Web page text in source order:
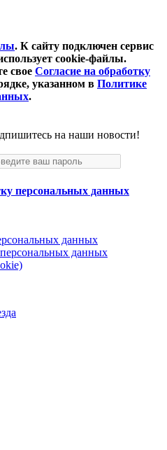
. К cайту подключен сервис
cookie-файлы.
свое Согласие на обработку
указанном в Политике
.
на наши новости!
персональных данных
данных
данных